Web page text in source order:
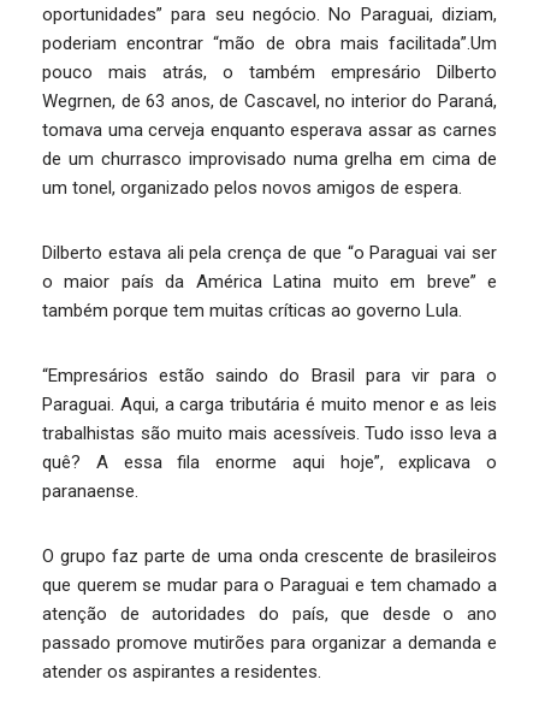
oportunidades” para seu negócio. No Paraguai, diziam,
poderiam encontrar “mão de obra mais facilitada”.Um
pouco mais atrás, o também empresário Dilberto
Wegrnen, de 63 anos, de Cascavel, no interior do Paraná,
tomava uma cerveja enquanto esperava assar as carnes
de um churrasco improvisado numa grelha em cima de
um tonel, organizado pelos novos amigos de espera.
Dilberto estava ali pela crença de que “o Paraguai vai ser
o maior país da América Latina muito em breve” e
também porque tem muitas críticas ao governo Lula.
“Empresários estão saindo do Brasil para vir para o
Paraguai. Aqui, a carga tributária é muito menor e as leis
trabalhistas são muito mais acessíveis. Tudo isso leva a
quê? A essa fila enorme aqui hoje”, explicava o
paranaense.
O grupo faz parte de uma onda crescente de brasileiros
que querem se mudar para o Paraguai e tem chamado a
atenção de autoridades do país, que desde o ano
passado promove mutirões para organizar a demanda e
atender os aspirantes a residentes.